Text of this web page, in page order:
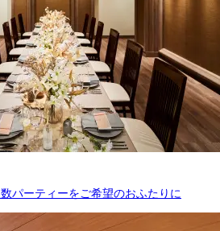
パーティーをご希望のおふたりに